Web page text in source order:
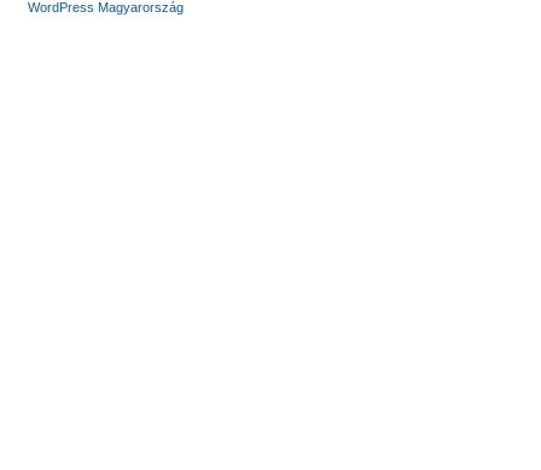
WordPress Magyarország